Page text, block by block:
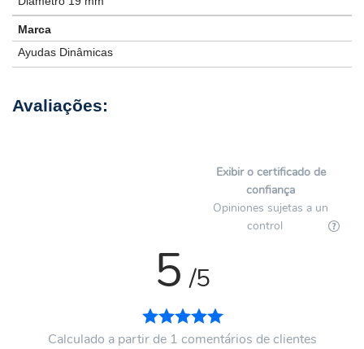
Marca
Ayudas Dinâmicas
Exibir o certificado de
confiança
Opiniones sujetas a un
control
5 /5
Calculado a partir de 1 comentários de clientes